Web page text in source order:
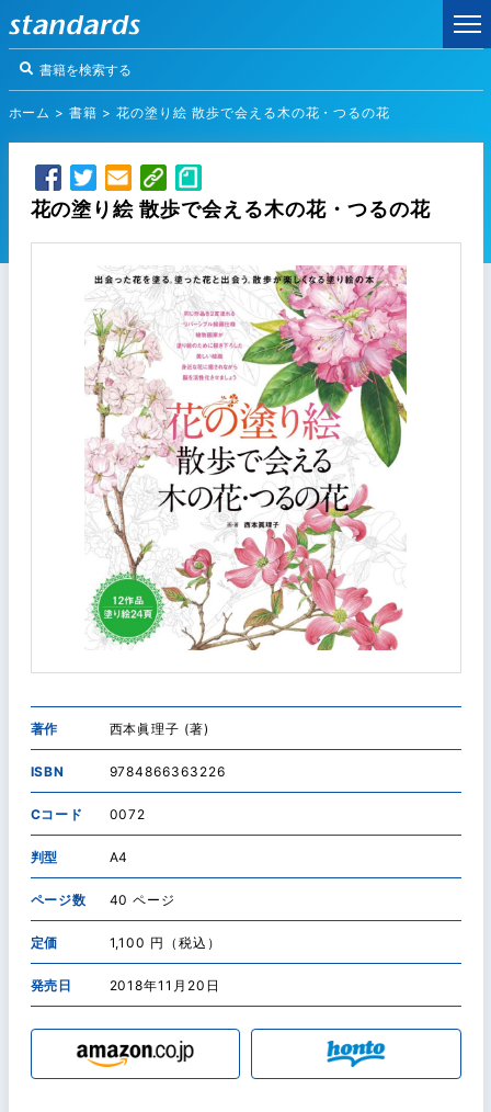
ホーム >書籍 >花の塗り絵 散歩で会える木の花・つるの花
花の塗り絵 散歩で会える木の花・つるの花
著作 西本眞理子 (著)
ISBN 9784866363226
Cコード 0072
判型 A4
ページ数 40 ページ
定価 1,100 円（税込）
発売日 2018年11月20日